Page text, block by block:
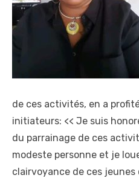
de ces activités, en a
initiateurs: << Je suis
du parrainage de ces
modeste personne et je
clairvoyance de ces jeunes